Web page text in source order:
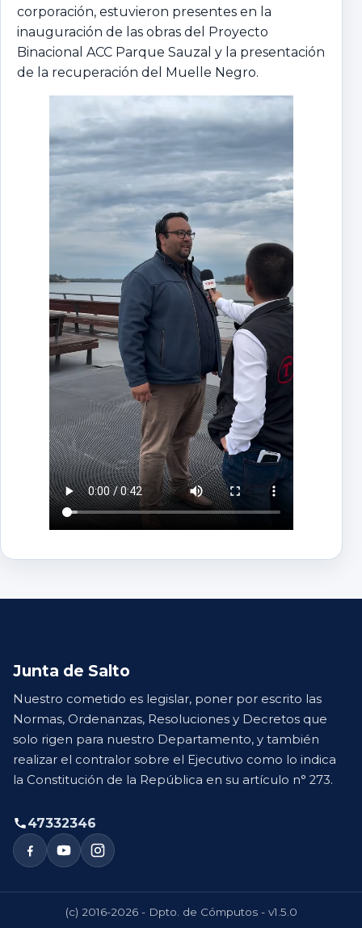
corporación, estuvieron presentes en la
inauguración de las obras del Proyecto
Binacional ACC Parque Sauzal y la presentación
de la recuperación del Muelle Negro.
Junta de Salto
Nuestro cometido es legislar, poner por escrito las
Normas, Ordenanzas, Resoluciones y Decretos que
solo rigen para nuestro Departamento, y también
realizar el contralor sobre el Ejecutivo como lo indica
la Constitución de la República en su artículo n° 273.
47332346
(c) 2016-2026 - Dpto. de Cómputos - v1.5.0